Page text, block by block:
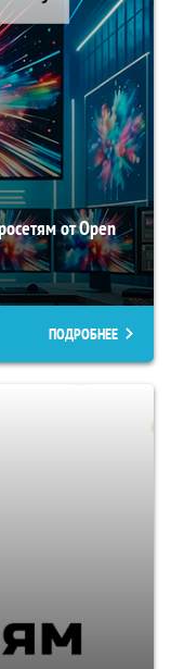
от Open
ПОДРОБНЕЕ